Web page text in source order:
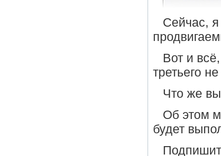
Сейчас,
Вот и
третьего
Что же
Об этом
будет